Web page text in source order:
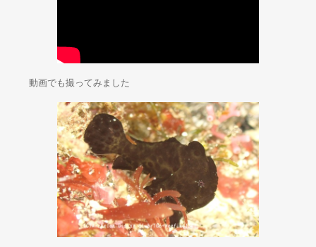
動画でも撮ってみました